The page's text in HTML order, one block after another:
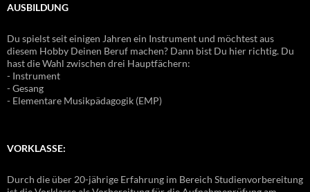
AUSBILDUNG
Du spielst seit einigen Jahren ein Instrument und möchtest aus
diesem Hobby Deinen Beruf machen? Dann bist Du hier richtig. Du
hast die Wahl zwischen drei Hauptfächern:
- Instrument
- Gesang
- Elementare Musikpädagogik (EMP)
VORKLASSE:
Durch die über 20-jährige Erfahrung im Bereich Studienvorbereitung